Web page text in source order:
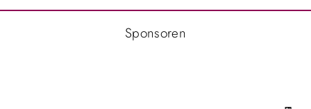
Sponsoren